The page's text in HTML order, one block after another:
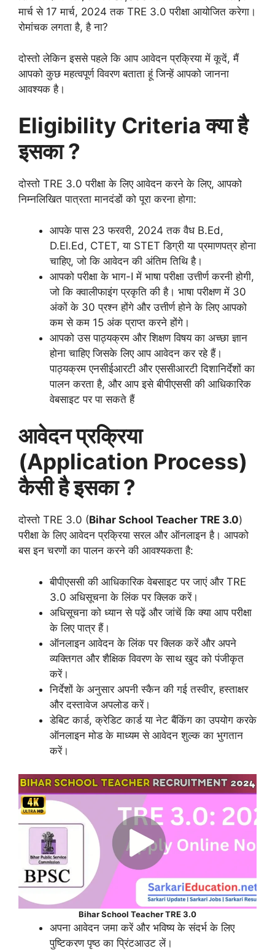
मार्च से 17 मार्च, 2024 तक TRE 3.0 परीक्षा आयोजित करेगा।
रोमांचक लगता है, है ना?
दोस्तो लेकिन इससे पहले कि आप आवेदन प्रक्रिया में कूदें, मैं
आपको कुछ महत्वपूर्ण विवरण बताता हूं जिन्हें आपको जानना
आवश्यक है।
Eligibility Criteria क्या है
इसका ?
दोस्तो TRE 3.0 परीक्षा के लिए आवेदन करने के लिए, आपको
निम्नलिखित पात्रता मानदंडों को पूरा करना होगा:
आपके पास 23 फरवरी, 2024 तक वैध B.Ed,
D.El.Ed, CTET, या STET डिग्री या प्रमाणपत्र होना
चाहिए, जो कि आवेदन की अंतिम तिथि है।
आपको परीक्षा के भाग-I में भाषा परीक्षा उत्तीर्ण करनी होगी,
जो कि क्वालीफाइंग प्रकृति की है। भाषा परीक्षण में 30
अंकों के 30 प्रश्न होंगे और उत्तीर्ण होने के लिए आपको
कम से कम 15 अंक प्राप्त करने होंगे।
आपको उस पाठ्यक्रम और शिक्षण विषय का अच्छा ज्ञान
होना चाहिए जिसके लिए आप आवेदन कर रहे हैं।
पाठ्यक्रम एनसीईआरटी और एससीआरटी दिशानिर्देशों का
पालन करता है, और आप इसे बीपीएससी की आधिकारिक
वेबसाइट पर पा सकते हैं
आवेदन प्रक्रिया
(Application Process)
कैसी है इसका ?
दोस्तो TRE 3.0 (Bihar School Teacher TRE 3.0)
परीक्षा के लिए आवेदन प्रक्रिया सरल और ऑनलाइन है। आपको
बस इन चरणों का पालन करने की आवश्यकता है:
बीपीएससी की आधिकारिक वेबसाइट पर जाएं और TRE
3.0 अधिसूचना के लिंक पर क्लिक करें।
अधिसूचना को ध्यान से पढ़ें और जांचें कि क्या आप परीक्षा
के लिए पात्र हैं।
ऑनलाइन आवेदन के लिंक पर क्लिक करें और अपने
व्यक्तिगत और शैक्षिक विवरण के साथ खुद को पंजीकृत
करें।
निर्देशों के अनुसार अपनी स्कैन की गई तस्वीर, हस्ताक्षर
और दस्तावेज अपलोड करें।
डेबिट कार्ड, क्रेडिट कार्ड या नेट बैंकिंग का उपयोग करके
ऑनलाइन मोड के माध्यम से आवेदन शुल्क का भुगतान
करें।
Bihar School Teacher TRE 3.0
अपना आवेदन जमा करें और भविष्य के संदर्भ के लिए
पुष्टिकरण पृष्ठ का प्रिंटआउट लें।